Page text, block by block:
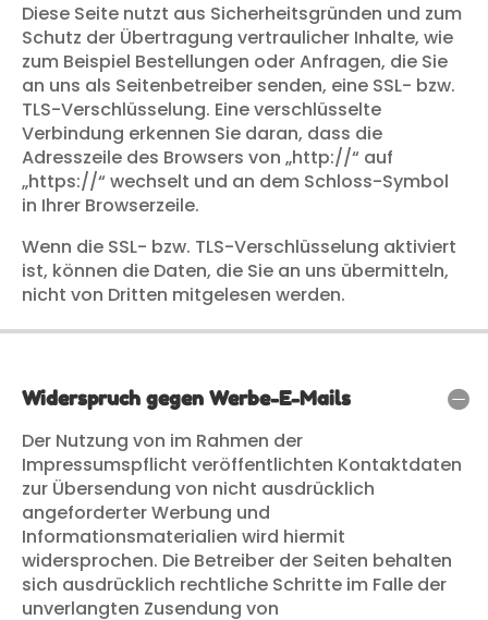
Diese Seite nutzt aus Sicherheitsgründen und zum
Schutz der Übertragung vertraulicher Inhalte, wie
zum Beispiel Bestellungen oder Anfragen, die Sie
an uns als Seitenbetreiber senden, eine SSL- bzw.
TLS-Verschlüsselung. Eine verschlüsselte
Verbindung erkennen Sie daran, dass die
Adresszeile des Browsers von „http://“ auf
„https://“ wechselt und an dem Schloss-Symbol
in Ihrer Browserzeile.
Wenn die SSL- bzw. TLS-Verschlüsselung aktiviert
ist, können die Daten, die Sie an uns übermitteln,
nicht von Dritten mitgelesen werden.
Widerspruch gegen Werbe-E-Mails
Der Nutzung von im Rahmen der
Impressumspflicht veröffentlichten Kontaktdaten
zur Übersendung von nicht ausdrücklich
angeforderter Werbung und
Informationsmaterialien wird hiermit
widersprochen. Die Betreiber der Seiten behalten
sich ausdrücklich rechtliche Schritte im Falle der
unverlangten Zusendung von